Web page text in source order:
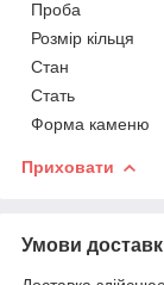
Проба
Розмір кільця
Стан
Стать
Форма каменю
Приховати
Умови